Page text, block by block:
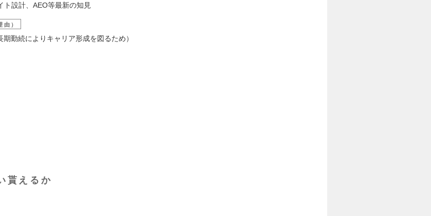
ト設計、AEO等最新の知⾒
由）
勤続によりキャリア形成を図るため）
貰えるか